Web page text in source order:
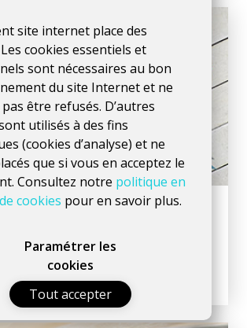
c’est quoi ?
d'un site ou d'une
passons toujours par l'étape
design.
site internet place des
cookies essentiels et
sont nécessaires au bon
du site Internet et ne
être refusés. D’autres
utilisés à des fins
(cookies d’analyse) et ne
que si vous en acceptez le
Consultez notre politique en
cookies pour en savoir plus.
Paramétrer les
cookies
Tout accepter